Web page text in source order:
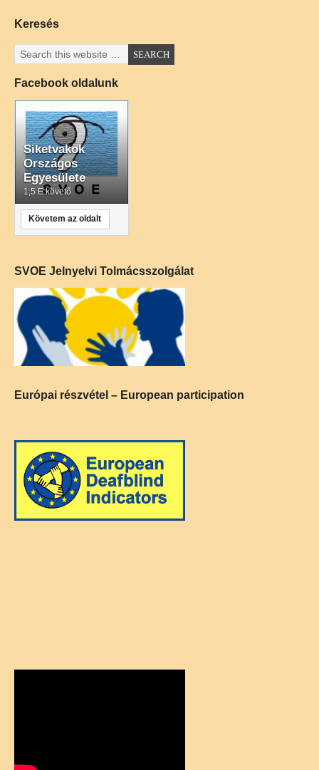
Keresés
Facebook oldalunk
Siketvakok
Országos
Egyesülete
1,5 E követő
Követem az oldalt
SVOE Jelnyelvi Tolmácsszolgálat
Európai részvétel – European participation